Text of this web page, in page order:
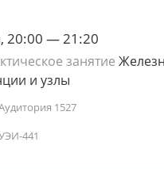
20:00 — 21:20
занятие
и узлы
1527
441